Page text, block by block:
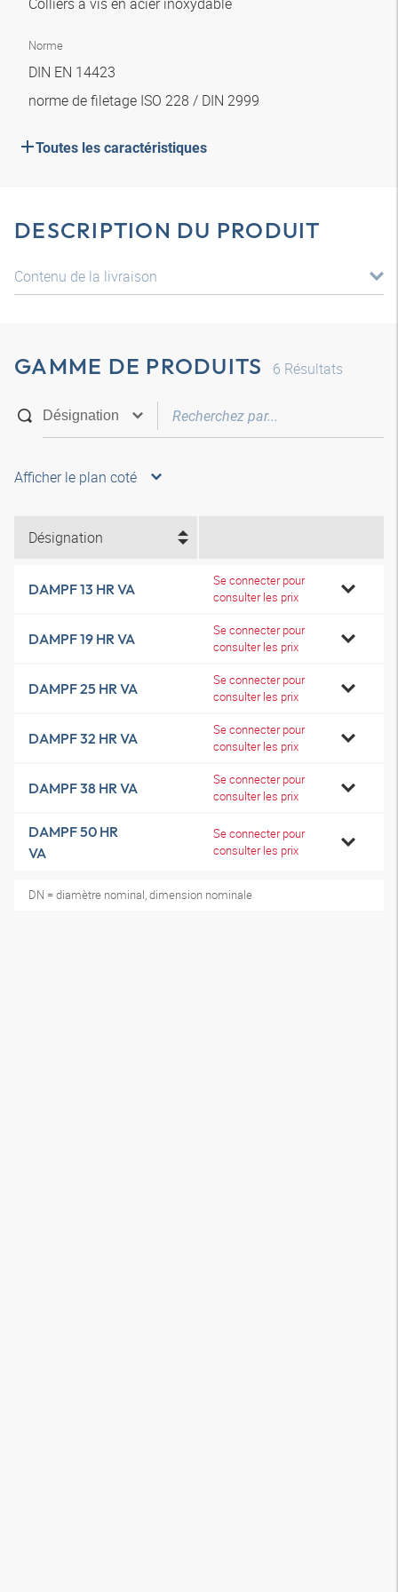
Norme
DIN EN 14423
norme de filetage ISO 228 / DIN 2999
Toutes les caractéristiques
DESCRIPTION DU PRODUIT
Contenu de la livraison
GAMME DE PRODUITS 6 Résultats
Afficher le plan coté
Désignation
DAMPF 13 HR VA
Se connecter pour
consulter les prix
DAMPF 19 HR VA
Se connecter pour
consulter les prix
DAMPF 25 HR VA
Se connecter pour
consulter les prix
DAMPF 32 HR VA
Se connecter pour
consulter les prix
DAMPF 38 HR VA
Se connecter pour
consulter les prix
DAMPF 50 HR
VA
Se connecter pour
consulter les prix
DN = diamètre nominal, dimension nominale